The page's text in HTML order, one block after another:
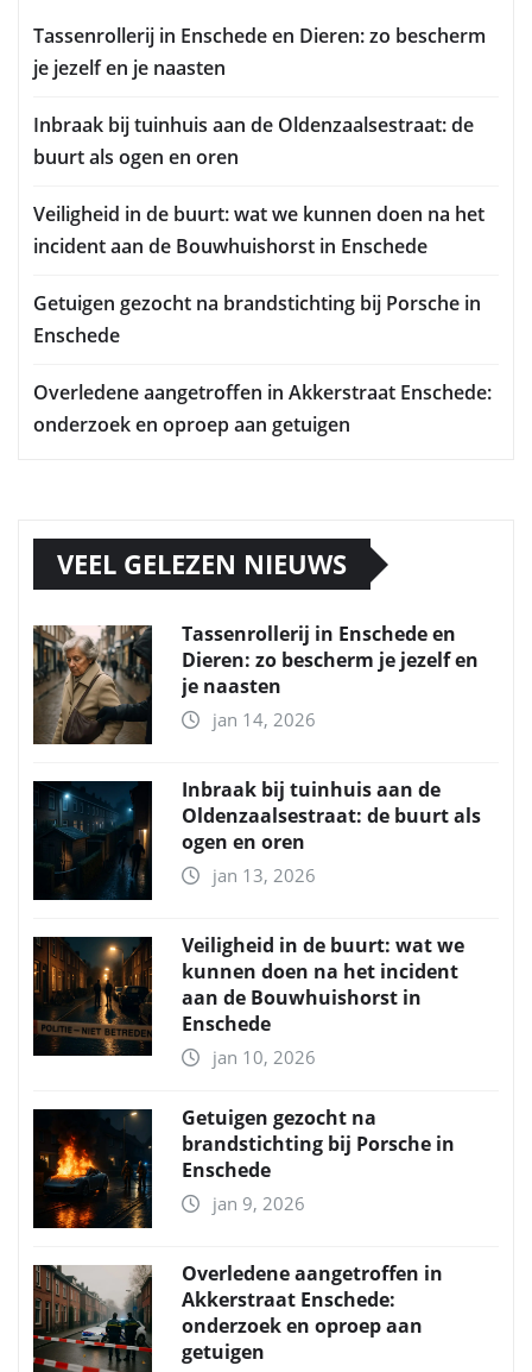
Tassenrollerij in Enschede en Dieren: zo bescherm
je jezelf en je naasten
Inbraak bij tuinhuis aan de Oldenzaalsestraat: de
buurt als ogen en oren
Veiligheid in de buurt: wat we kunnen doen na het
incident aan de Bouwhuishorst in Enschede
Getuigen gezocht na brandstichting bij Porsche in
Enschede
Overledene aangetroffen in Akkerstraat Enschede:
onderzoek en oproep aan getuigen
VEEL GELEZEN NIEUWS
Tassenrollerij in Enschede en
Dieren: zo bescherm je jezelf en
je naasten
jan 14, 2026
Inbraak bij tuinhuis aan de
Oldenzaalsestraat: de buurt als
ogen en oren
jan 13, 2026
Veiligheid in de buurt: wat we
kunnen doen na het incident
aan de Bouwhuishorst in
Enschede
jan 10, 2026
Getuigen gezocht na
brandstichting bij Porsche in
Enschede
jan 9, 2026
Overledene aangetroffen in
Akkerstraat Enschede:
onderzoek en oproep aan
getuigen